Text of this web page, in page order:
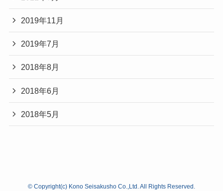
2019年11月
2019年7月
2018年8月
2018年6月
2018年5月
© Copyright(c) Kono Seisakusho Co.,Ltd. All Rights Reserved.